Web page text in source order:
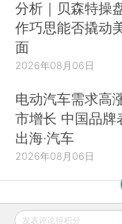
分析｜贝森特操
作巧思能否撬动
面
2026年08月06日
电动汽车需求高
市增长 中国品牌
出海·汽车
2026年08月06日
财新移动
发表评论得积分